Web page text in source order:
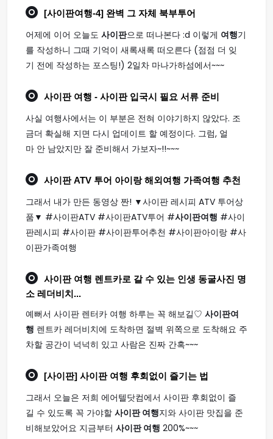
[사이판여행-4] 완벽 그 자체 북부투어
어제에 이어 오늘도 사이판으로 떠나본다 :d 이렇게 여행기
를 작성하니 그때 기억이 새록새록 떠오른다 (점점 더 잊
기 전에 작성하는 포스팅!) 2일차 마나가하섬에서~~~
사이판 여행 - 사이판 입국시 필요 서류 준비
사실 여행사에서는 이 부분은 전혀 이야기하지 않았다. 조
금더 확실해 지면 다시 업데이트 할 예정이다. 그럼, 얼
마 안 남았지만 잘 준비해서 가보자~!!~~~
사이판ATV 투어 아이랑 해외 여행 가족여행 추천
그래서 내가 만든 동영상 짠! ▼사이판 레시피 ATV 투어상
품▼ #사이판ATV #사이판ATV투어 #사이판여행 #사이
판레시피 #사이판 #사이판투어추천 #사이판아이랑 #사
이판가족여행
사이판 여행 렌트카로 갈 수 있는 인생 동굴사진 명
소 레더비치...
예뻐서 사이판 렌터카 여행 하루는 꼭 해보길♡ 사이판여
행 렌트카 레더비치에 도착하면 절벽 위쪽으로 도착해요 주
차할 공간이 넉넉히 있고 사람은 진짜 간혹~~~
[사이판] 사이판 여행 후회없이 즐기는 법
그래서 오늘은 저희 에어텔닷컴에서 사이판 후회없이 즐
길 수 있도록 꼭 가야할 사이판 여행지와 사이판 맛집을 준
비해보았어요 지금부터 사이판 여행 200%~~~